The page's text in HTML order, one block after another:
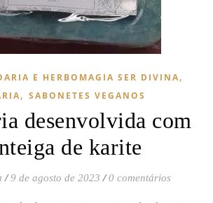
E HERBOMAGIA SER DIVINA,
, SABONETES VEGANOS
desenvolvida com
de karite
/ 9 de agosto de 2023 / 0 comentários